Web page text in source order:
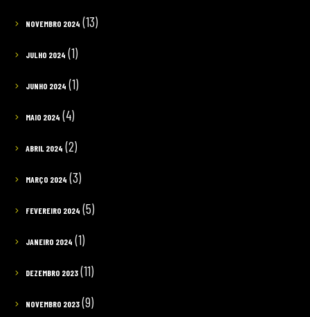
NOVEMBRO 2024 (13)
JULHO 2024 (1)
JUNHO 2024 (1)
MAIO 2024 (4)
ABRIL 2024 (2)
MARÇO 2024 (3)
FEVEREIRO 2024 (5)
JANEIRO 2024 (1)
DEZEMBRO 2023(11)
NOVEMBRO 2023(9)